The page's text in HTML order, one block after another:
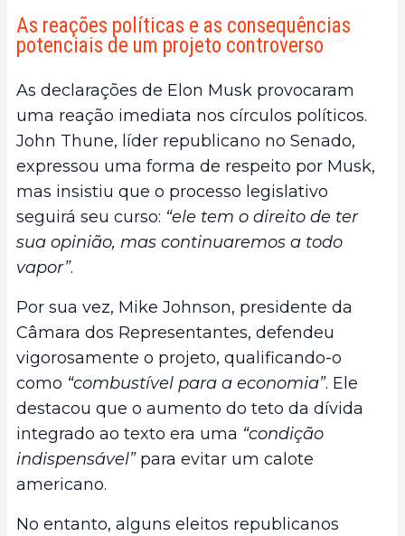
As reações políticas e as consequências
potenciais de um projeto controverso
As declarações de Elon Musk provocaram
uma reação imediata nos círculos políticos.
John Thune, líder republicano no Senado,
expressou uma forma de respeito por Musk,
mas insistiu que o processo legislativo
seguirá seu curso: “ele tem o direito de ter
sua opinião, mas continuaremos a todo
vapor”.
Por sua vez, Mike Johnson, presidente da
Câmara dos Representantes, defendeu
vigorosamente o projeto, qualificando-o
como “combustível para a economia”. Ele
destacou que o aumento do teto da dívida
integrado ao texto era uma “condição
indispensável”para evitar um calote
americano.
No entanto, alguns eleitos republicanos